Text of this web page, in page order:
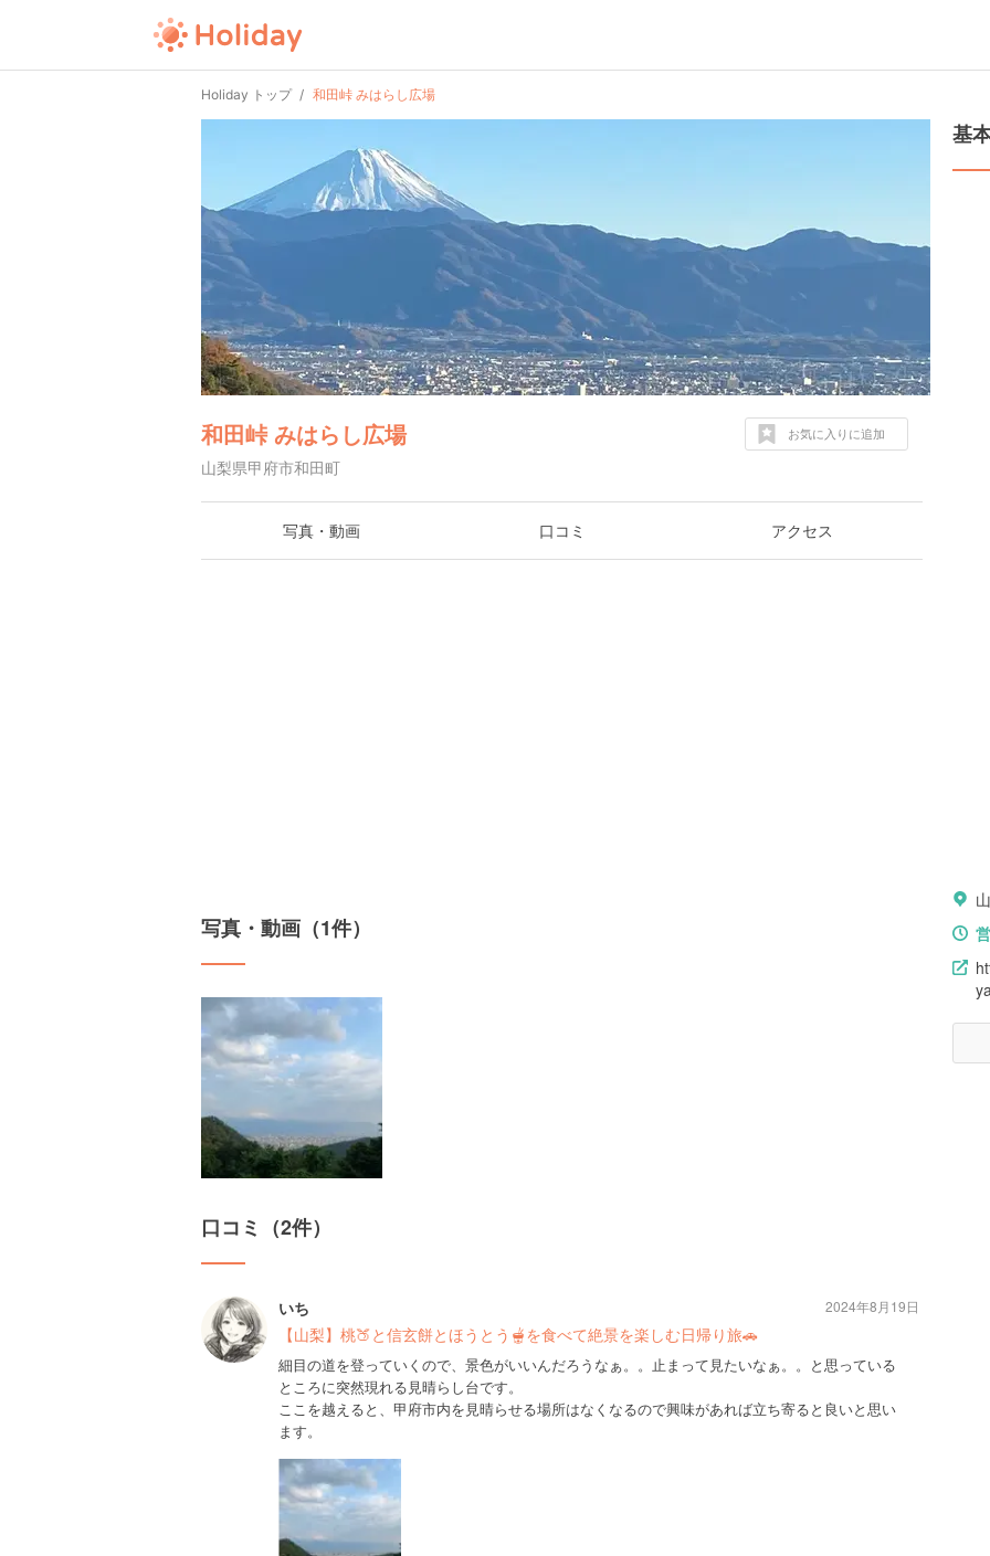
Holiday トップ 和田峠 みはらし広場
和田峠 みはらし広場
山梨県甲府市和田町
お気に入りに追加
写真・動画 口コミ アクセス
写真・動画（1件）
口コミ（2件）
いち
【山梨】桃🍑と信玄餅とほうとう🫕を食べて絶景を楽しむ日帰り旅🚗
細目の道を登っていくので、景色がいいんだろうなぁ。。止まって見たいなぁ。。と思っている
ところに突然現れる見晴らし台です。
ここを越えると、甲府市内を見晴らせる場所はなくなるので興味があれば立ち寄ると良いと思い
ます。
2024年8月19日
基